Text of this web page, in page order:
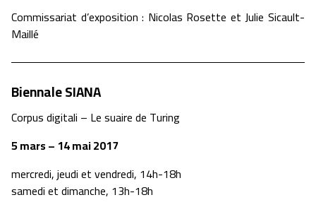
Commissariat d’exposition : Nicolas Rosette et Julie Sicault-
Maillé
Biennale SIANA
Corpus digitali – Le suaire de Turing
5 mars – 14 mai 2017
mercredi, jeudi et vendredi, 14h-18h
samedi et dimanche, 13h-18h